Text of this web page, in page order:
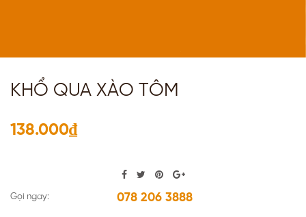
KHỔ QUA XÀO TÔM
138.000₫
Gọi ngay: 078 206 3888